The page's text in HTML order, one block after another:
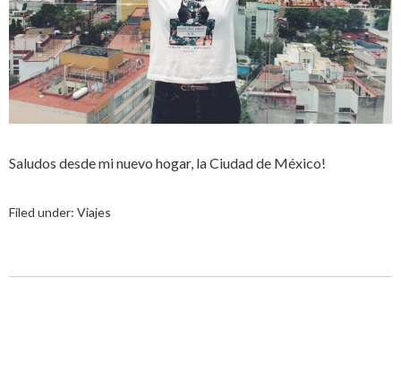
Saludos desde mi nuevo hogar, la Ciudad de México!
Filed under: Viajes